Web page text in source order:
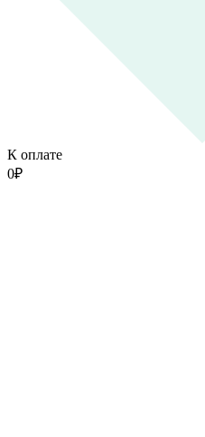
К оплате
0₽